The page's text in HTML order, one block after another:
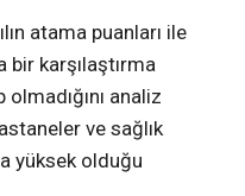
atama puanları ile
bir karşılaştırma
analiz
ve sağlık
yüksek olduğu